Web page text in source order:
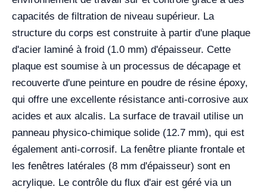
capacités de filtration de niveau supérieur. La
structure du corps est construite à partir d'une plaque
d'acier laminé à froid (1.0 mm) d'épaisseur. Cette
plaque est soumise à un processus de décapage et
recouverte d'une peinture en poudre de résine époxy,
qui offre une excellente résistance anti-corrosive aux
acides et aux alcalis. La surface de travail utilise un
panneau physico-chimique solide (12.7 mm), qui est
également anti-corrosif. La fenêtre pliante frontale et
les fenêtres latérales (8 mm d'épaisseur) sont en
acrylique. Le contrôle du flux d'air est géré via un